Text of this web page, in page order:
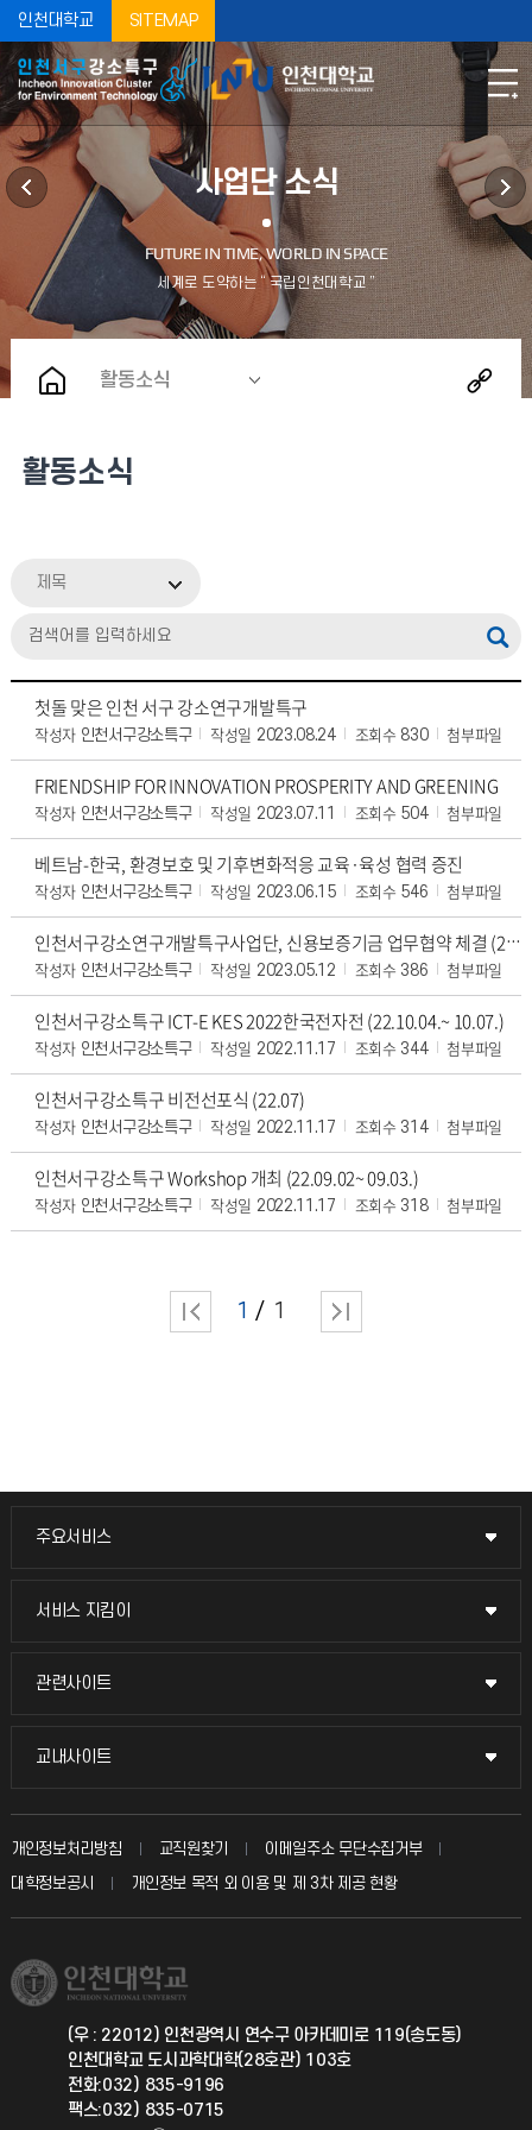
인천대학교 SITEMAP
사업단 소식
활동소식
활동소식
제목
첫돌 맞은 인천 서구 강소연구개발특구
작성자 인천서구강소특구 작성일 2023.08.24 조회수 830 첨부파일
FRIENDSHIP FOR INNOVATION PROSPERITY AND GREENING
작성자 인천서구강소특구 작성일 2023.07.11 조회수 504 첨부파일
베트남-한국, 환경보호 및 기후변화적응 교육·육성 협력 증진
작성자 인천서구강소특구 작성일 2023.06.15 조회수 546 첨부파일
인천서구강소연구개발특구사업단, 신용보증기금 업무협약 체결 (2023.05.11.)
작성자 인천서구강소특구 작성일 2023.05.12 조회수 386 첨부파일
인천서구강소특구 ICT-E KES 2022한국전자전 (22.10.04.~ 10.07.)
작성자 인천서구강소특구 작성일 2022.11.17 조회수 344 첨부파일
인천서구강소특구 비전선포식 (22.07)
작성자 인천서구강소특구 작성일 2022.11.17 조회수 314 첨부파일
인천서구강소특구 Workshop 개최 (22.09.02~ 09.03.)
작성자 인천서구강소특구 작성일 2022.11.17 조회수 318 첨부파일
1 1
주요서비스
주요서비스
교무회의방송
입학안내
취업정보(학생)
서비스 지킴이
서비스 지킴이
묻고 답하기
칭찬마당
학생서비스 지킴이
관련사이트
관련사이트
국방헬프콜
총동문회
교내사이트
교내사이트
교수회
교육혁신본부
국제지원과
공자아카데미
개인정보처리방침 교직원찾기
이메일주소 무단수집거부
대학정보공시
개인정보 목적 외 이용 및 제 3차 제공 현황
(우 : 22012) 인천광역시 연수구 아카데미로 119(송도동)
인천대학교 도시과학대학(28호관) 103호
전화:032) 835-9196
팩스:032) 835-0715